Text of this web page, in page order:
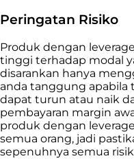
Peringatan Risiko
Produk dengan
tinggi terhadap modal
disarankan hanya
anda tanggung apabila
dapat turun atau naik
pembayaran margin
produk dengan
semua orang, jadi
sepenuhnya semua